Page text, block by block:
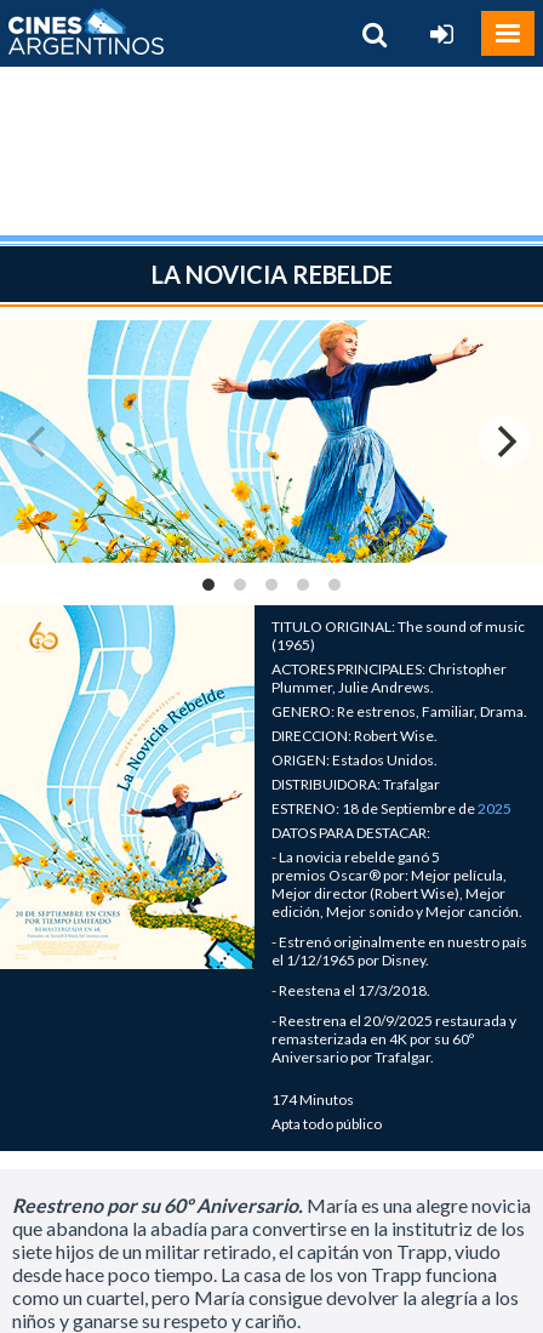
LA NOVICIA REBELDE
TITULO ORIGINAL: The sound of music
(1965)
ACTORES PRINCIPALES: Christopher
Plummer, Julie Andrews.
GENERO: Re estrenos, Familiar, Drama.
DIRECCION: Robert Wise.
ORIGEN: Estados Unidos.
DISTRIBUIDORA: Trafalgar
ESTRENO: 18 de Septiembre de2025
DATOS PARA DESTACAR:
- La novicia rebelde ganó 5
premios Oscar® por: Mejor película,
Mejor director (Robert Wise), Mejor
edición, Mejor sonido y Mejor canción.
- Estrenó originalmente en nuestro país
el 1/12/1965 por Disney.
- Reestena el 17/3/2018.
- Reestrena el 20/9/2025 restaurada y
remasterizada en 4K por su 60º
Aniversario por Trafalgar.
174 Minutos
Apta todo público
Reestreno por su 60º Aniversario. María es una alegre novicia
que abandona la abadía para convertirse en la institutriz de los
siete hijos de un militar retirado, el capitán von Trapp, viudo
desde hace poco tiempo. La casa de los von Trapp funciona
como un cuartel, pero María consigue devolver la alegría a los
niños y ganarse su respeto y cariño.